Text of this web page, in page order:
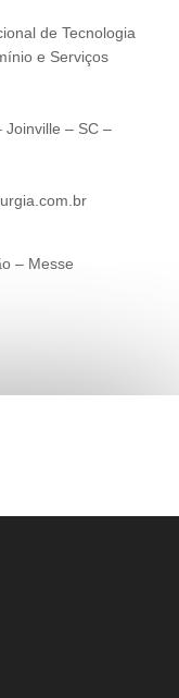
de Tecnologia
e Serviços
Joinville – SC –
– Messe